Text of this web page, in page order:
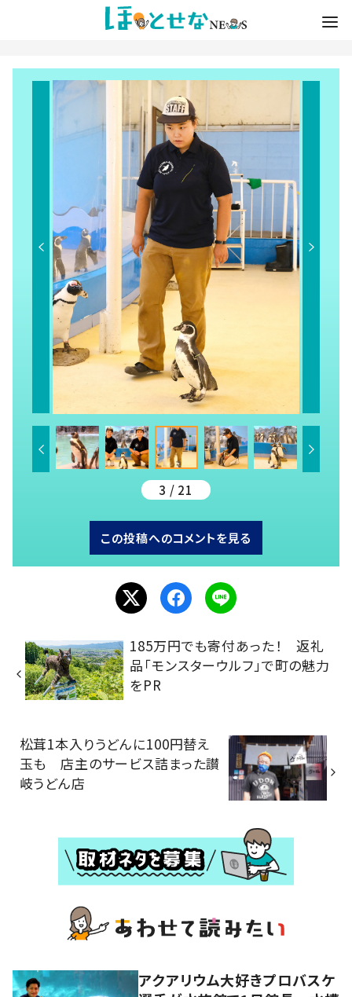
3 / 21
この投稿へのコメントを見る
185万円でも寄付あった！ 返礼
品「モンスターウルフ」で町の魅力
をPR
松茸1本入りうどんに100円替え
玉も 店主のサービス詰まった讃
岐うどん店
アクアリウム大好きプロバスケ